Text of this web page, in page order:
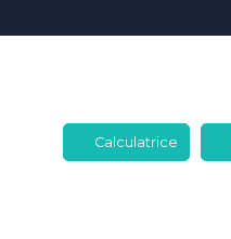
Calculatrice